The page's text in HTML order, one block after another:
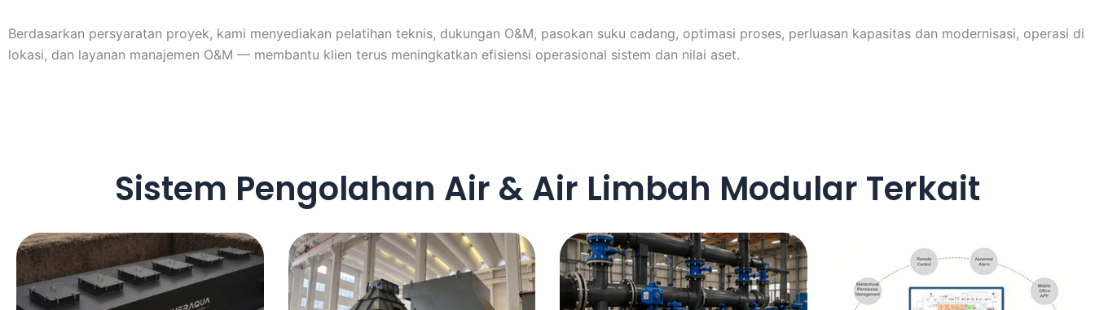
Berdasarkan persyaratan proyek, kami menyediakan pelatihan teknis, dukungan O&M, pasokan suku cadang, optimasi proses, perluasan kapasitas dan modernisasi, operasi di
lokasi, dan layanan manajemen O&M — membantu klien terus meningkatkan efisiensi operasional sistem dan nilai aset.
Sistem Pengolahan Air & Air Limbah Modular Terkait